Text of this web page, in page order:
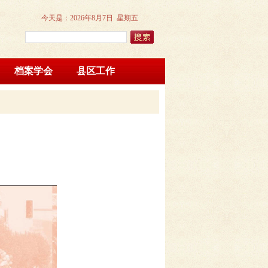
今天是： 2026年8月7日 星期五
档案学会 县区工作